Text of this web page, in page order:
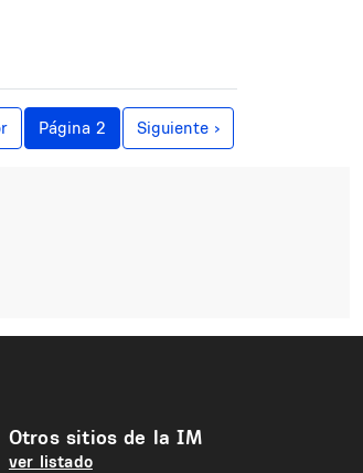
Página 2 Siguiente página
Siguiente ›
Otros sitios de la IM
ver listado